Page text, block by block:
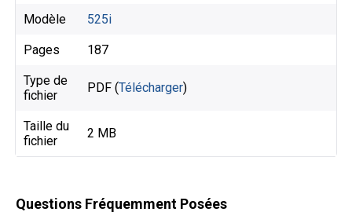
Modèle 525i
Pages 187
Type de
fichier
PDF (Télécharger)
Taille du
fichier
2 MB
Questions Fréquemment Posées